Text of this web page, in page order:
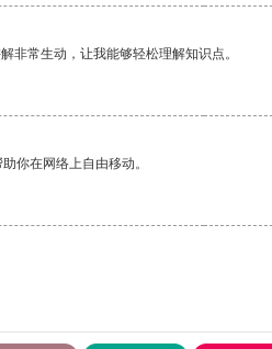
非常生动，让我能够轻松理解知识点。
你在网络上自由移动。